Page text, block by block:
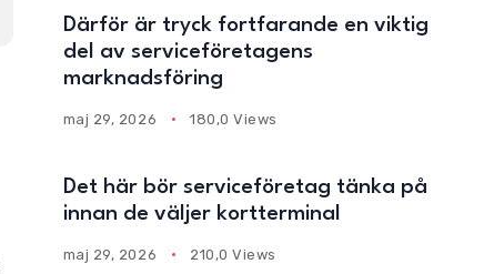
Därför är tryck fortfarande en viktig
del av serviceföretagens
marknadsföring
maj 29, 2026 180,0 Views
Det här bör serviceföretag tänka på
innan de väljer kortterminal
maj 29, 2026 210,0 Views